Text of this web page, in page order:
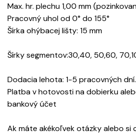
Max. hr. plechu 1,00 mm
Pracovný uhol od 0° do 155°
Šírka ohýbacej lišty: 15 mm
Šírky segmentov:30,40, 50,60,
Dodacia lehota: 1-5 pracovných
Platba v hotovosti na dobierku
bankový účet
Ak máte akékoľvek otázky alebo si